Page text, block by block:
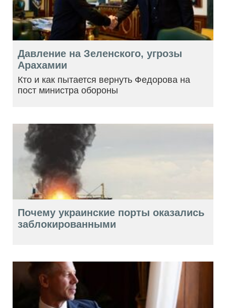
Давление на Зеленского, угрозы
Арахамии
Кто и как пытается вернуть Федорова на
пост министра обороны
Почему украинские порты оказались
заблокированными